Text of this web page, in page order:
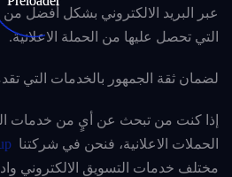
عبر البريد الالكتروني بشكل أفضل
التي تحصل عليها من الحملة الاعلانية.
لضمان ثقة الجمهور بالخدمات التي
إذا كنت من تبحث عن أيٍ من خدمات
الحملات الاعلانية، فنحن في شركتنا
مختلف خدمات التسويق الالكتروني